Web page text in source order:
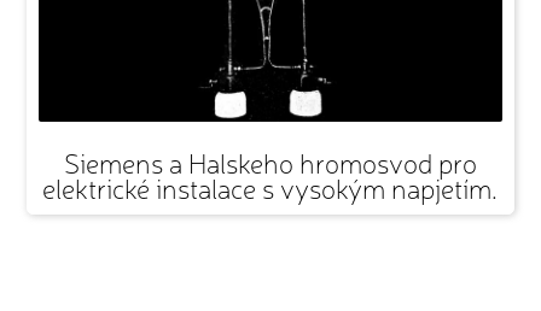
Siemens a Halskeho hromosvod pro
elektrické instalace s vysokým napjetím.